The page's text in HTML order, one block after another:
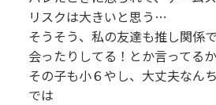
リスクは大きいと思う…
そうそう、私の友達も推し関係
会ったりしてる！とか言ってる
その子も小６やし、大丈夫なん
では